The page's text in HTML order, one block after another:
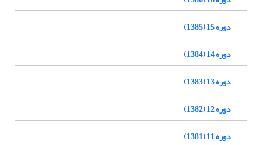
دوره 15 (1385)
دوره 14 (1384)
دوره 13 (1383)
دوره 12 (1382)
دوره 11 (1381)